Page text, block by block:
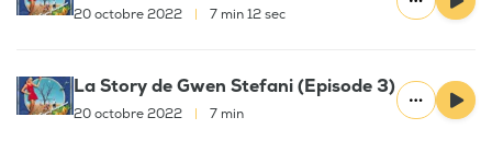
20 octobre 2022 7 min 12 sec
La Story de Gwen Stefani (Episode 3)
20 octobre 2022 7 min